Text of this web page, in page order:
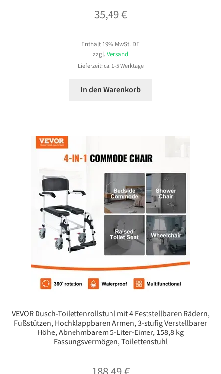
35,49€
Enthält 19% MwSt. DE
zzgl. Versand
Lieferzeit: ca. 1-5 Werktage
In den Warenkorb
VEVOR Dusch-Toilettenrollstuhl mit 4 Feststellbaren Rädern,
Fußstützen, Hochklappbaren Armen, 3-stufig Verstellbarer
Höhe, Abnehmbarem 5-Liter-Eimer, 158,8 kg
Fassungsvermögen, Toilettenstuhl
188,49€